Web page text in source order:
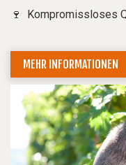
🍷 Kompromissloses
MEHR INFORMATIONEN